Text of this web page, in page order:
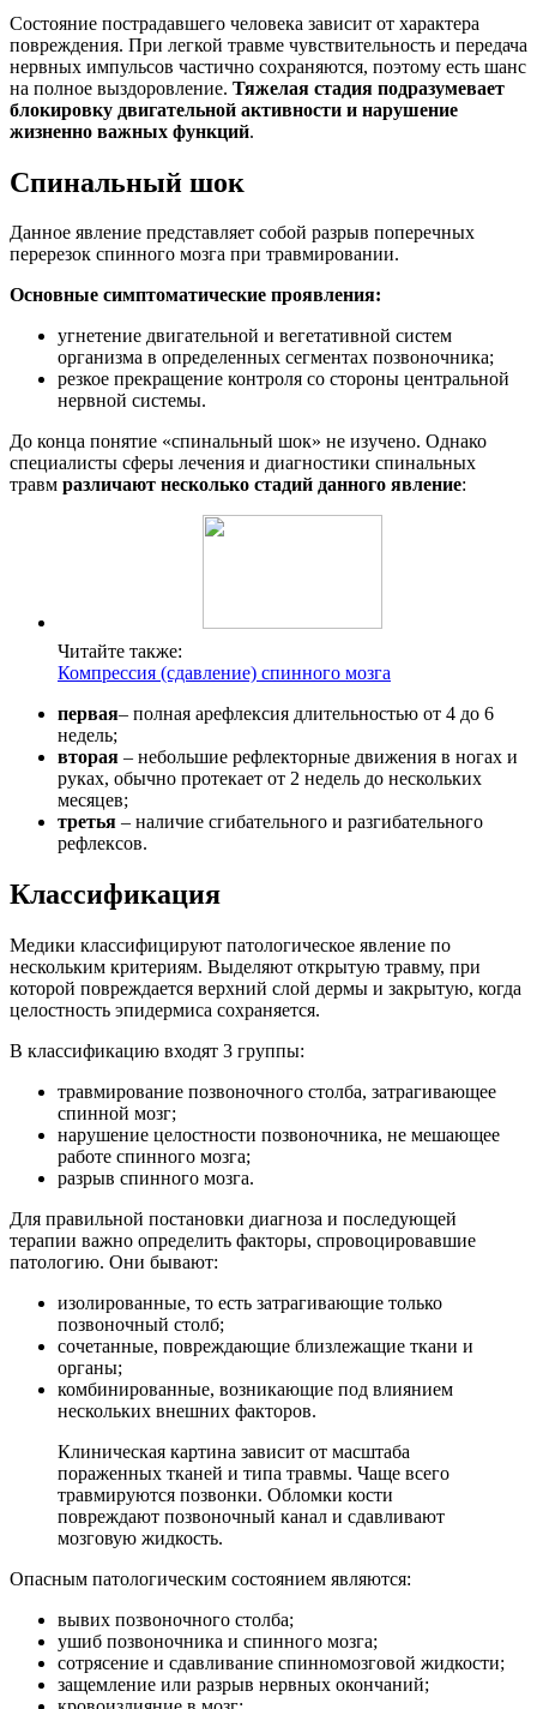
Состояние пострадавшего человека зависит от характера
повреждения. При легкой травме чувствительность и передача
нервных импульсов частично сохраняются, поэтому есть шанс
на полное выздоровление. Тяжелая стадия подразумевает
блокировку двигательной активности и нарушение
жизненно важных функций.
Спинальный шок
Данное явление представляет собой разрыв поперечных
перерезок спинного мозга при травмировании.
Основные симптоматические проявления:
угнетение двигательной и вегетативной систем
организма в определенных сегментах позвоночника;
резкое прекращение контроля со стороны центральной
нервной системы.
До конца понятие «спинальный шок» не изучено. Однако
специалисты сферы лечения и диагностики спинальных
травм различают несколько стадий данного явление:
Читайте также:
Компрессия (сдавление) спинного мозга
первая– полная арефлексия длительностью от 4 до 6
недель;
вторая – небольшие рефлекторные движения в ногах и
руках, обычно протекает от 2 недель до нескольких
месяцев;
третья – наличие сгибательного и разгибательного
рефлексов.
Классификация
Медики классифицируют патологическое явление по
нескольким критериям. Выделяют открытую травму, при
которой повреждается верхний слой дермы и закрытую, когда
целостность эпидермиса сохраняется.
В классификацию входят 3 группы:
травмирование позвоночного столба, затрагивающее
спинной мозг;
нарушение целостности позвоночника, не мешающее
работе спинного мозга;
разрыв спинного мозга.
Для правильной постановки диагноза и последующей
терапии важно определить факторы, спровоцировавшие
патологию. Они бывают:
изолированные, то есть затрагивающие только
позвоночный столб;
сочетанные, повреждающие близлежащие ткани и
органы;
комбинированные, возникающие под влиянием
нескольких внешних факторов.
Клиническая картина зависит от масштаба
пораженных тканей и типа травмы. Чаще всего
травмируются позвонки. Обломки кости
повреждают позвоночный канал и сдавливают
мозговую жидкость.
Опасным патологическим состоянием являются:
вывих позвоночного столба;
ушиб позвоночника и спинного мозга;
сотрясение и сдавливание спинномозговой жидкости;
защемление или разрыв нервных окончаний;